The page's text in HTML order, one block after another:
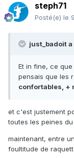
steph71
Posté(e) le
just_badoit a
Et in fine, ce
pensais que les
confortables, +
et c'est justement
toutes les peines
maintenant, entre
foultitude de